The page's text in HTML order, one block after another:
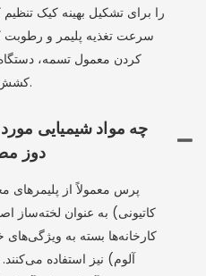
را برای تشکیل بهینه کیک
سرعت تغذیه پلیمر و رطوبت
کردن معمول تسمه، دستگاه
کشش را طبق برنامه بررسی کنید.
چه مواد شیمیایی
دوز
پرس معمولاً از پلیمرهای
کاتیونی) به عنوان لخته‌ساز
کارخانه‌ها بسته به ویژگی‌های
آلوم) نیز استفاده